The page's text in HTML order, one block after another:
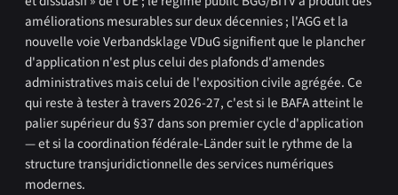
améliorations mesurables sur deux décennies ; l'AGG et la
nouvelle voie Verbandsklage VDuG signifient que le plancher
d'application n'est plus celui des plafonds d'amendes
administratives mais celui de l'exposition civile agrégée. Ce
qui reste à tester à travers 2026-27, c'est si le BAFA atteint le
palier supérieur du §37 dans son premier cycle d'application
— et si la coordination fédérale-Länder suit le rythme de la
structure transjuridictionnelle des services numériques
modernes.